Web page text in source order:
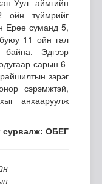
ойн түймрийг
Ерөө суманд 5,
11 ойн гал
байна. Эдгээр
сарын 6-
зэрэг
сэрэмжтэй,
анхааруулж
сурвалж: ОБЕГ